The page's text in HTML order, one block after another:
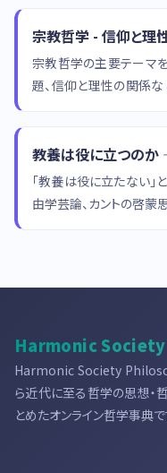
宗教哲学 - 信仰と理
宗教哲学の主要テーマ
題、信仰と理性の関係
教養は役に立つのか
「教養は役に立たない」
由学芸論、カントの啓蒙
Harmonic
Harmonic Society
ら近代に至る哲学の思想・
とめたオンライン哲学事典